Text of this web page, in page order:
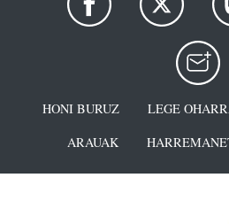
HONI BURUZ LEGE
ARAUAK